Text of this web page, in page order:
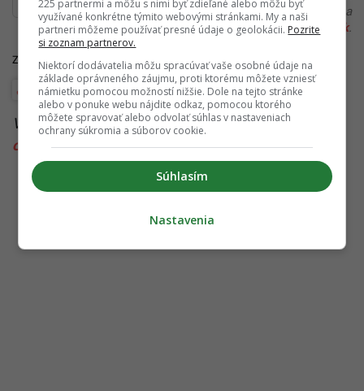
alebo si našiel v článku chybu, napíš nám na
redakcia@startitup.sk.
Zdroje:Entrepreneur LinkedIn
Technológie a internet
Viac k téme:AI a práca,airbnb,manazment
ohrozené profesie
225 partnermi a môžu s nimi byť zdieľané alebo môžu byť
využívané konkrétne týmito webovými stránkami. My a naši
partneri môžeme používať presné údaje o geolokácii. Pozrite
si zoznam partnerov.
Niektorí dodávatelia môžu spracúvať vaše osobné údaje na
základe oprávneného záujmu, proti ktorému môžete vzniesť
námietku pomocou možností nižšie. Dole na tejto stránke
alebo v ponuke webu nájdite odkaz, pomocou ktorého
môžete spravovať alebo odvolať súhlas v nastaveniach
ochrany súkromia a súborov cookie.
Súhlasím
Nastavenia